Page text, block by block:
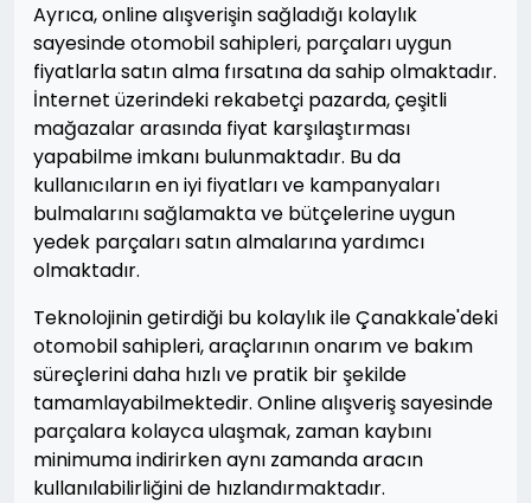
Ayrıca, online alışverişin sağladığı kolaylık
sayesinde otomobil sahipleri, parçaları uygun
fiyatlarla satın alma fırsatına da sahip olmaktadır.
İnternet üzerindeki rekabetçi pazarda, çeşitli
mağazalar arasında fiyat karşılaştırması
yapabilme imkanı bulunmaktadır. Bu da
kullanıcıların en iyi fiyatları ve kampanyaları
bulmalarını sağlamakta ve bütçelerine uygun
yedek parçaları satın almalarına yardımcı
olmaktadır.
Teknolojinin getirdiği bu kolaylık ile Çanakkale'deki
otomobil sahipleri, araçlarının onarım ve bakım
süreçlerini daha hızlı ve pratik bir şekilde
tamamlayabilmektedir. Online alışveriş sayesinde
parçalara kolayca ulaşmak, zaman kaybını
minimuma indirirken aynı zamanda aracın
kullanılabilirliğini de hızlandırmaktadır.